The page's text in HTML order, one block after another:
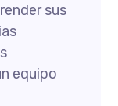
sus
equipo